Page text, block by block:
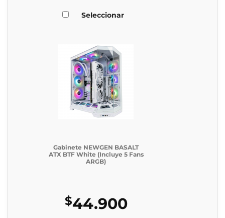
Seleccionar
Gabinete NEWGEN BASALT
ATX BTF White (Incluye 5 Fans
ARGB)
$44.900